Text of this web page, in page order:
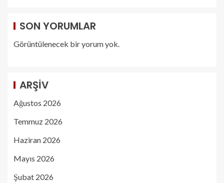
SON YORUMLAR
Görüntülenecek bir yorum yok.
ARŞIV
Ağustos 2026
Temmuz 2026
Haziran 2026
Mayıs 2026
Şubat 2026